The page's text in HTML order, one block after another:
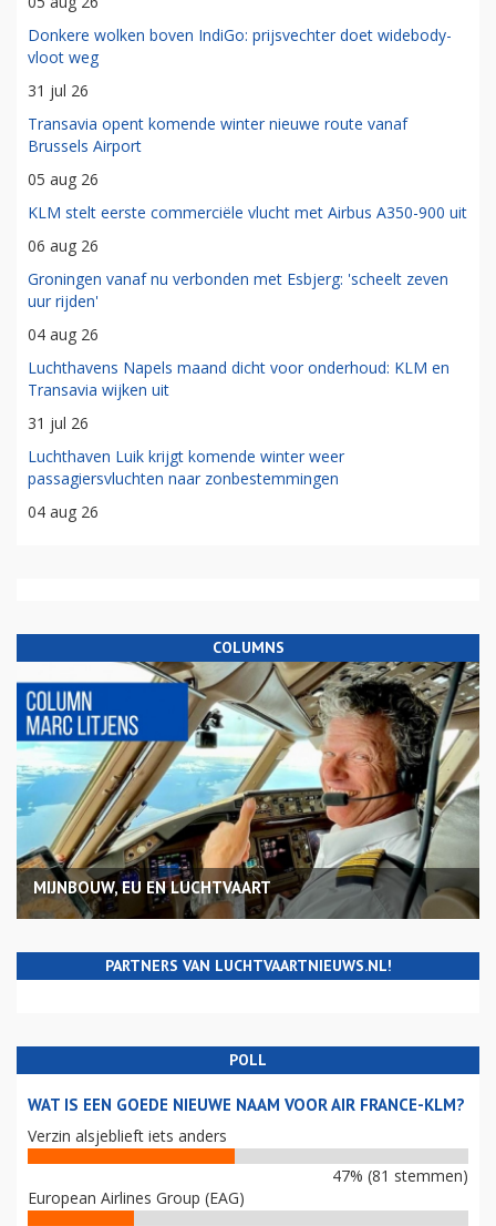
Donkere wolken boven IndiGo: prijsvechter doet widebody-
vloot weg
31 jul 26
Transavia opent komende winter nieuwe route vanaf
Brussels Airport
05 aug 26
KLM stelt eerste commerciële vlucht met Airbus A350-900 uit
06 aug 26
Groningen vanaf nu verbonden met Esbjerg: 'scheelt zeven
uur rijden'
04 aug 26
Luchthavens Napels maand dicht voor onderhoud: KLM en
Transavia wijken uit
31 jul 26
Luchthaven Luik krijgt komende winter weer
passagiersvluchten naar zonbestemmingen
04 aug 26
COLUMNS
MIJNBOUW, EU EN LUCHTVAART
PARTNERS VAN LUCHTVAARTNIEUWS.NL!
POLL
WAT IS EEN GOEDE NIEUWE NAAM VOOR AIR FRANCE-KLM?
Verzin alsjeblieft iets anders
47% (81 stemmen)
European Airlines Group (EAG)